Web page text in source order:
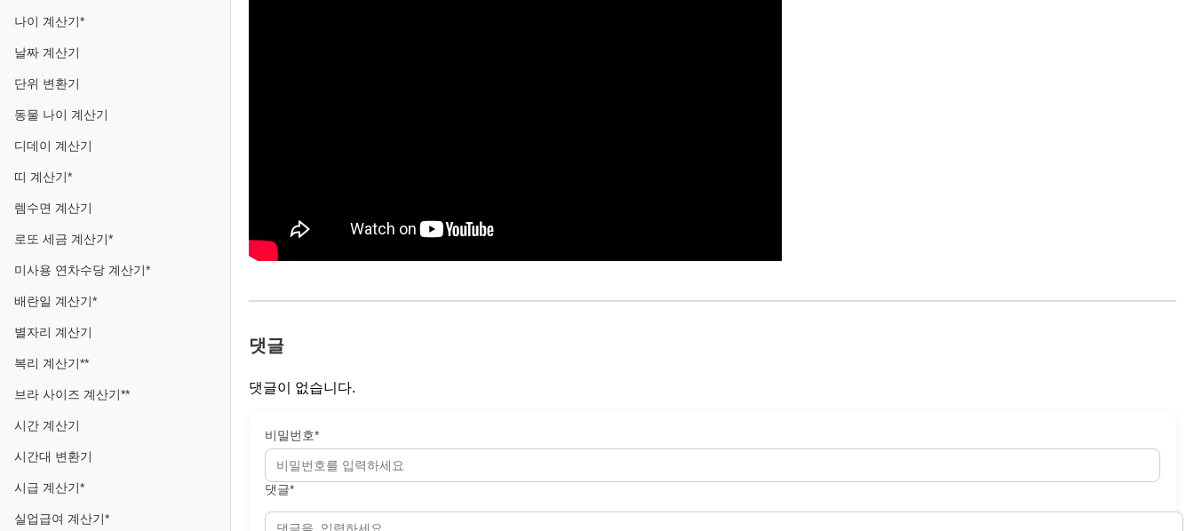
나이 계산기*
날짜 계산기
단위 변환기
동물 나이 계산기
디데이 계산기
띠 계산기*
렘수면 계산기
로또 세금 계산기*
미사용 연차수당 계산기*
배란일 계산기*
별자리 계산기
복리 계산기**
브라 사이즈 계산기**
시간 계산기
시간대 변환기
시급 계산기*
실업급여 계산기*
댓글
댓글이 없습니다.
비밀번호*
댓글*